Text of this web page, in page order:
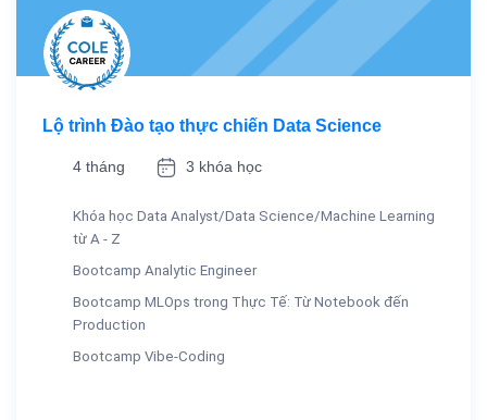
Lộ trình Đào tạo thực chiến Data Science
4 tháng 3 khóa học
Khóa học Data Analyst/Data Science/Machine Learning
từ A - Z
Bootcamp Analytic Engineer
Bootcamp MLOps trong Thực Tế: Từ Notebook đến
Production
Bootcamp Vibe-Coding